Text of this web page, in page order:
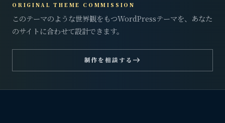
ORIGINAL THEME COMMISSION
このテーマのような世界観をもつWordPressテーマを、あなた
のサイトに合わせて設計できます。
制作を相談する east